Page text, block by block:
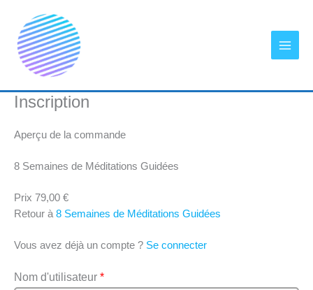
contenu
Inscription
Aperçu de la commande
8 Semaines de Méditations Guidées
Prix 79,00 €
Retour à 8 Semaines de Méditations Guidées
Vous avez déjà un compte ? Se connecter
Nom d'utilisateur *